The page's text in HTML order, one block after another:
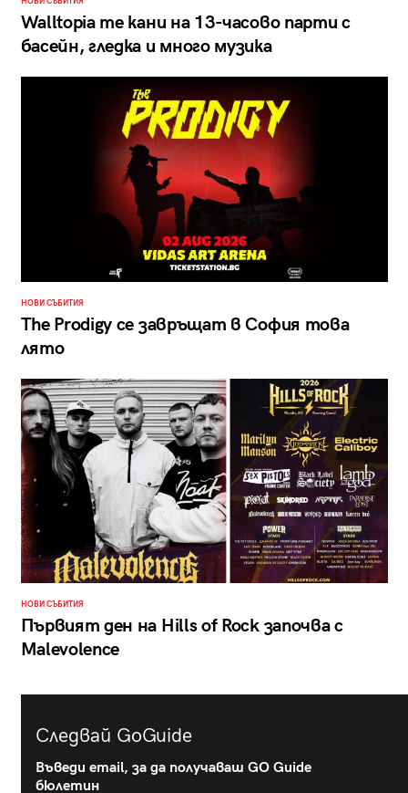
Walltopia те кани на 13-часово парти с
басейн, гледка и много музика
НОВИ СЪБИТИЯ
The Prodigy се завръщат в София това
лято
НОВИ СЪБИТИЯ
Първият ден на Hills of Rock започва с
Malevolence
Следвай GoGuide
Въведи email, за да получаваш GO Guide
бюлетин